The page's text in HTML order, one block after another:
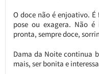
O doce não é enjoativo.
pose ou exagera. Não
pronta, sempre doce,
Dama da Noite continua
mais, ser bonita e